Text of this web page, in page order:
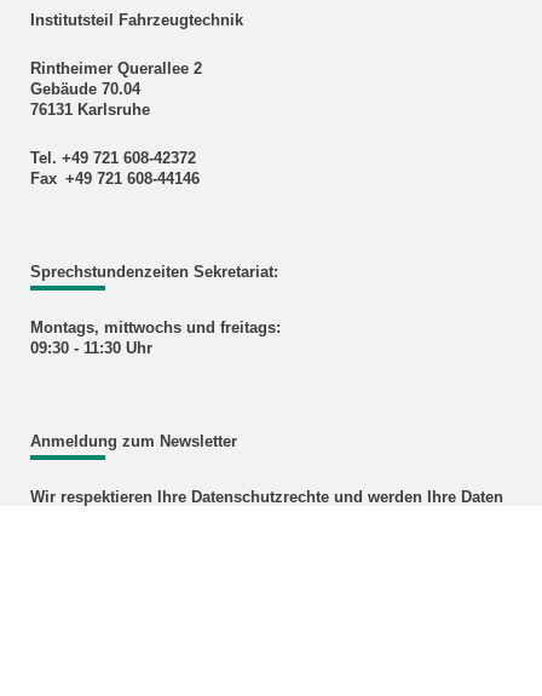
Institutsteil Fahrzeugtechnik
Rintheimer Querallee 2
Gebäude 70.04
76131 Karlsruhe
Tel. +49 721 608-42372
Fax +49 721 608-44146
Sprechstundenzeiten Sekretariat:
Montags, mittwochs und freitags:
09:30 - 11:30 Uhr
Anmeldung zum Newsletter
Wir respektieren Ihre Datenschutzrechte und werden Ihre Daten